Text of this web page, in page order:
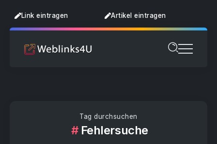
Link eintragen Artikel eintragen
Tag durchsuchen
Fehlersuche